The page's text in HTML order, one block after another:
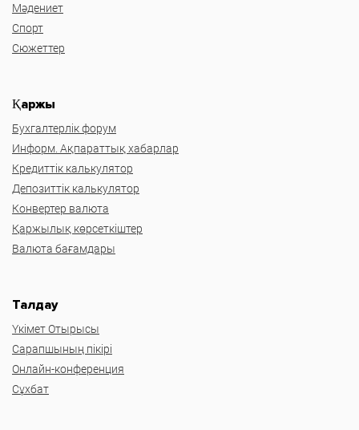
Мәдениет
Спорт
Сюжеттер
Қаржы
Бухгалтерлік форум
Информ. Ақпараттық хабарлар
Кредиттік калькулятор
Депозиттік калькулятор
Конвертер валюта
Қаржылық көрсеткіштер
Валюта бағамдары
Талдау
Үкімет Отырысы
Сарапшының пікірі
Онлайн-конференция
Сұхбат